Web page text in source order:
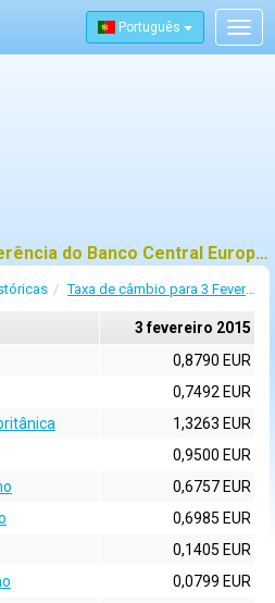
Português
Taxas de câmbio de referência do Banco Central Europeu (BCE) para 3 fevereiro 2015
Taxa de câmbio para 3 Fevereiro 2015
3 fevereiro 2015
0,8790 EUR
0,7492 EUR
1,3263 EUR
0,9500 EUR
0,6757 EUR
0,6985 EUR
0,1405 EUR
0,0799 EUR